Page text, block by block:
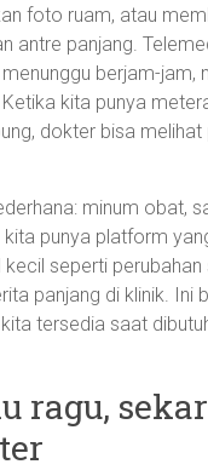
foto ruam, atau
antre panjang.
berjam-
kita punya
dokter bisa
minum obat,
punya platform
seperti
panjang di klinik. Ini
tersedia saat
ragu,